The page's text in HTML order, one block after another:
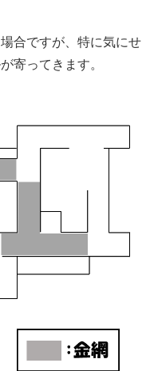
合ですが、特に気にせ
寄ってきます。